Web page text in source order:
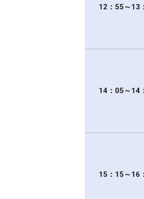
12：55～13
14：05～14
15：15～16